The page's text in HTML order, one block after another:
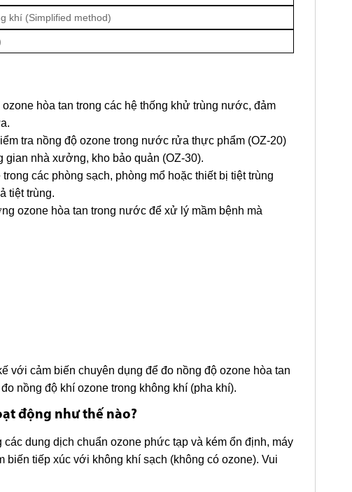
khí (Simplified method)
hòa tan trong các hệ thống khử trùng nước, đảm
tra nồng độ ozone trong nước rửa thực phẩm (OZ-20)
gian nhà xưởng, kho bảo quản (OZ-30).
các phòng sạch, phòng mổ hoặc thiết bị tiệt trùng
tiệt trùng.
ozone hòa tan trong nước để xử lý mầm bệnh mà
cảm biến chuyên dụng để đo nồng độ ozone hòa tan
nồng độ khí ozone trong không khí (pha khí).
động như thế nào?
dung dịch chuẩn ozone phức tạp và kém ổn định, máy
tiếp xúc với không khí sạch (không có ozone). Vui